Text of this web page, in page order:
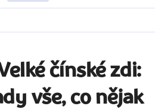
čínské zdi:
vše, co nějak